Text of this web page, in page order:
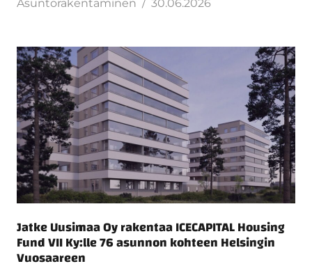
Asuntorakentaminen 30.06.2026
Jatke Uusimaa Oy rakentaa ICECAPITAL Housing
Fund VII Ky:lle 76 asunnon kohteen Helsingin
Vuosaareen